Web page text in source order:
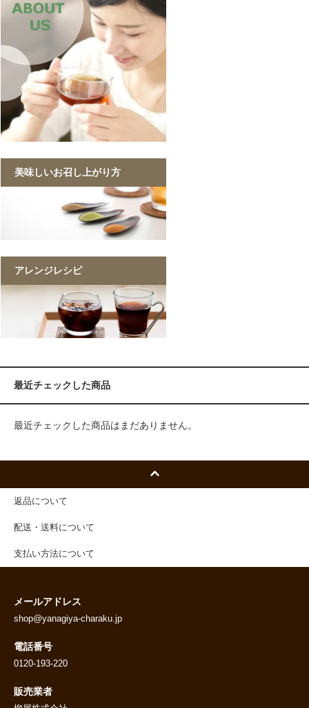
美味しいお召し上がり方
アレンジレシピ
最近チェックした商品
最近チェックした商品はまだありません。
返品について
配送・送料について
支払い方法について
メールアドレス
shop@yanagiya-charaku.jp
電話番号
0120-193-220
販売業者